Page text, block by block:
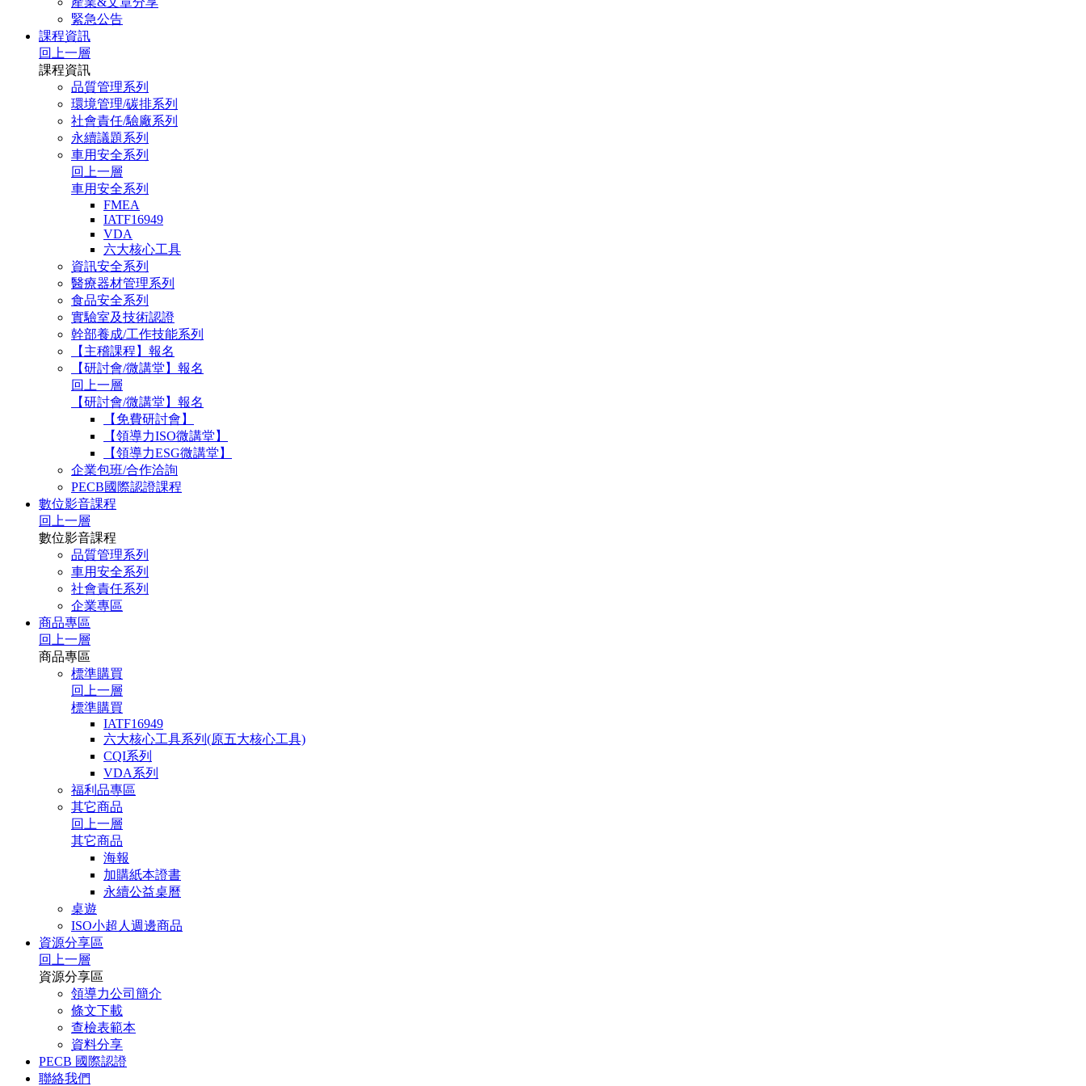
緊急公告
課程資訊
回上一層
課程資訊
品質管理系列
環境管理/碳排系列
社會責任/驗廠系列
永續議題系列
車用安全系列
回上一層
車用安全系列
FMEA
IATF16949
VDA
六大核心工具
資訊安全系列
醫療器材管理系列
食品安全系列
實驗室及技術認證
幹部養成/工作技能系列
【主稽課程】報名
【研討會/微講堂】報名
回上一層
【研討會/微講堂】報名
【免費研討會】
【領導力ISO微講堂】
【領導力ESG微講堂】
企業包班/合作洽詢
PECB國際認證課程
數位影音課程
回上一層
數位影音課程
品質管理系列
車用安全系列
社會責任系列
企業專區
商品專區
回上一層
商品專區
標準購買
回上一層
標準購買
IATF16949
六大核心工具系列(原五大核心工具)
CQI系列
VDA系列
福利品專區
其它商品
回上一層
其它商品
海報
加購紙本證書
永續公益桌曆
桌遊
ISO小超人週邊商品
資源分享區
回上一層
資源分享區
領導力公司簡介
條文下載
查檢表範本
資料分享
PECB 國際認證
聯絡我們